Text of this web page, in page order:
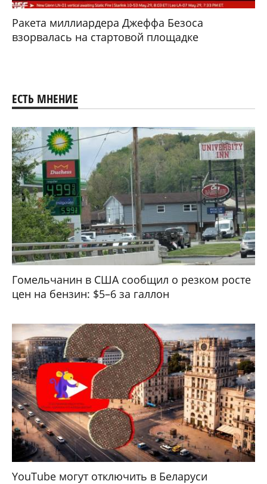
Ракета миллиардера Джеффа Безоса
взорвалась на стартовой площадке
ЕСТЬ МНЕНИЕ
Гомельчанин в США сообщил о резком росте
цен на бензин: $5–6 за галлон
YouTube могут отключить в Беларуси